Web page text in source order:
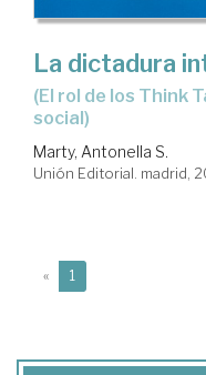
La dictadura
(el rol de los Think Tanks liberales en el cambio
social)
Marty, Antonella S.
Unión Editorial. madrid,
« 1